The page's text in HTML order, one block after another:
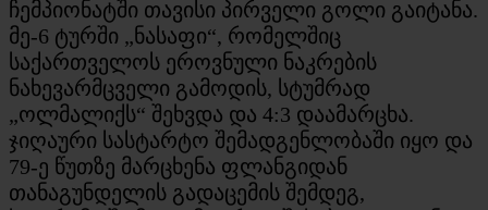
ჩემპიონატში თავისი პირველი გოლი გაიტანა.
მე-6 ტურში „ნასაფი“, რომელშიც
საქართველოს ეროვნული ნაკრების
ნახევარმცველი გამოდის, სტუმრად
„ოლმალიქს“ შეხვდა და 4:3 დაამარცხა.
ჯიღაური სასტარტო შემადგენლობაში იყო და
79-ე წუთზე მარცხენა ფლანგიდან
თანაგუნდელის გადაცემის შემდეგ,